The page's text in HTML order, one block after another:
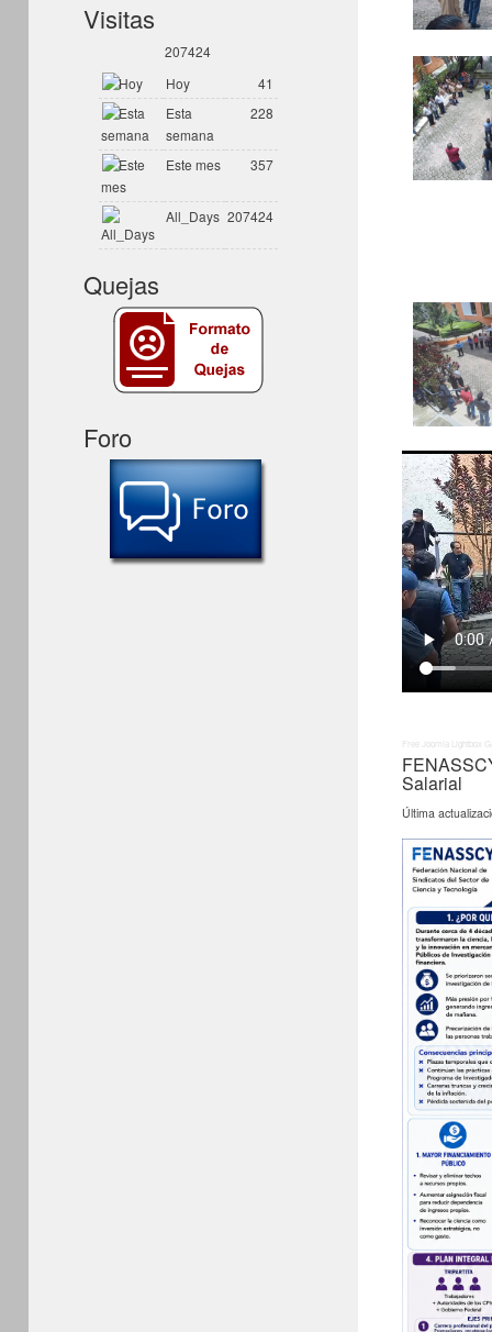
Visitas
207424
Hoy
41
Esta
semana
228
Este mes 357
All_Days 207424
Quejas
Foro
Free Joomla Lightbox
Salarial
Última